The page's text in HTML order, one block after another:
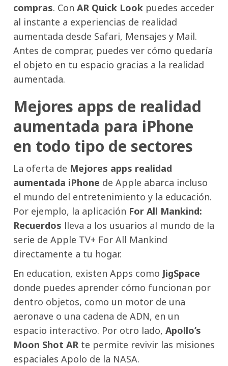
compras. Con AR Quick Look puedes acceder
al instante a experiencias de realidad
aumentada desde Safari, Mensajes y Mail.
Antes de comprar, puedes ver cómo quedaría
el objeto en tu espacio gracias a la realidad
aumentada.
Mejores apps de realidad
aumentada para iPhone
en todo tipo de sectores
La oferta de Mejores apps realidad
aumentada iPhone de Apple abarca incluso
el mundo del entretenimiento y la educación.
Por ejemplo, la aplicación For All Mankind:
Recuerdos lleva a los usuarios al mundo de la
serie de Apple TV+ For All Mankind
directamente a tu hogar.
En education, existen Apps como JigSpace
donde puedes aprender cómo funcionan por
dentro objetos, como un motor de una
aeronave o una cadena de ADN, en un
espacio interactivo. Por otro lado, Apollo’s
Moon Shot AR te permite revivir las misiones
espaciales Apolo de la NASA.